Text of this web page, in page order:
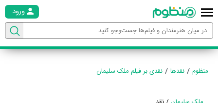
ورود
منظوم نقدها نقدی بر فیلم ملک سلیمان